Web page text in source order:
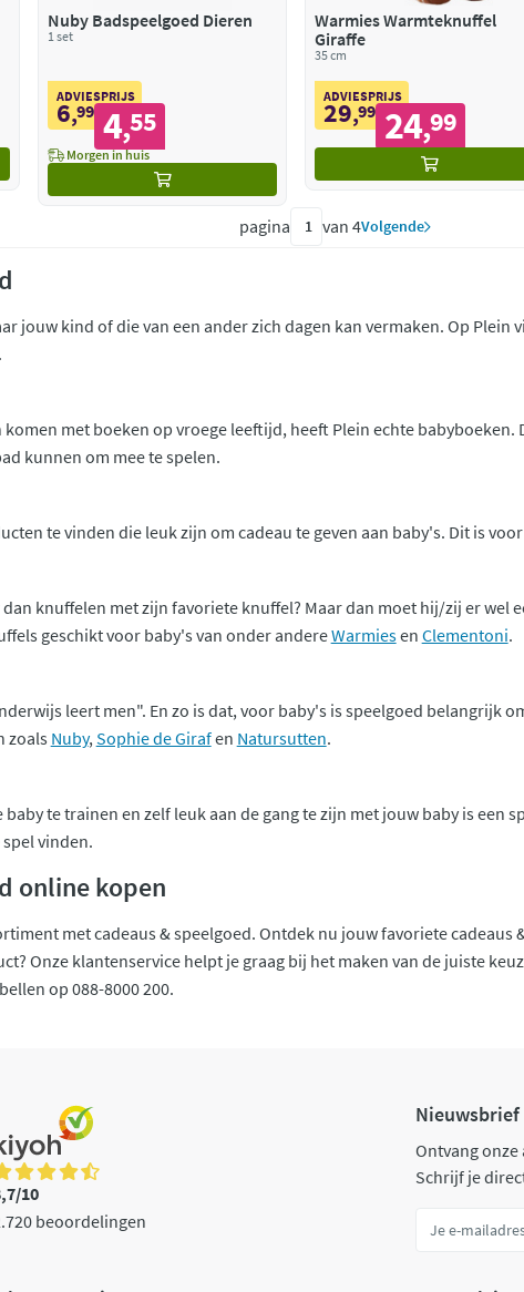
Nuby Badspeelgoed Dieren
1 set
ADVIESPRIJS
6,99 4,55
Morgen in huis
Warmies Warmteknuffel
Giraffe
35 cm
ADVIESPRIJS
29,99 24,99
pagina van 4Volgende
jouw kind of die van een ander zich dagen kan vermaken. Op Plein
met boeken op vroege leeftijd, heeft Plein echte babyboeken.
kunnen om mee te spelen.
te vinden die leuk zijn om cadeau te geven aan baby's. Dit is
knuffelen met zijn favoriete knuffel? Maar dan moet hij/zij er wel
geschikt voor baby's van onder andereWarmiesen Clementoni.
leert men". En zo is dat, voor baby's is speelgoed belangrijk
zoals Nuby, Sophie de Girafen Natursutten.
te trainen en zelf leuk aan de gang te zijn met jouw baby is een
vinden.
online kopen
met cadeaus & speelgoed. Ontdek nu jouw favoriete
Onze klantenservice helpt je graag bij het maken van de juiste
op 088-8000 200.
10
beoordelingen
Nieuwsbrief
Ontvang onze
Schrijf je